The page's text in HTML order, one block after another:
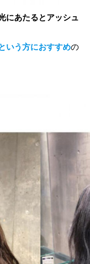
にあたるとアッシュ
いう方におすすめの